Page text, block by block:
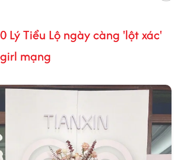
Lý Tiểu Lộ ngày càng 'lột xác'
mạng